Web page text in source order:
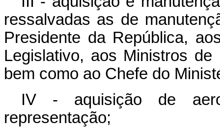
ressalvadas as de
Presidente da República,
Legislativo, aos Ministros
bem como ao Chefe do
IV - aquisição de
representação;